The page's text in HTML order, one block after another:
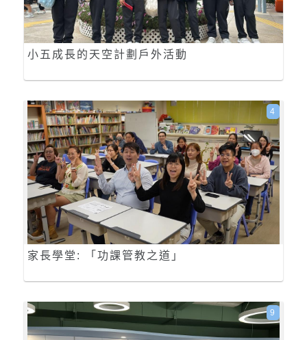
小五成長的天空計劃戶外活動
家長學堂: 「功課管教之道」
4
9